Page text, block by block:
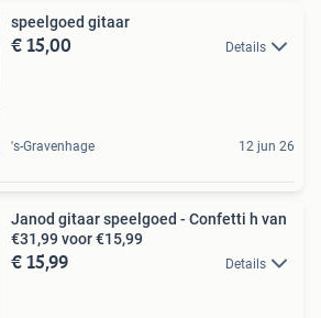
speelgoed gitaar
€ 15,00 Details
's-Gravenhage 12 jun 26
Janod gitaar speelgoed - Confetti h van
€31,99 voor €15,99
€ 15,99 Details